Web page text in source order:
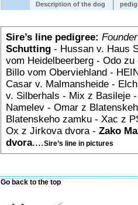
Description of the dog
Sire’s line pedigree: Founder
Schutting - Hussan v. Haus
vom Heidelbeerberg - Odo zu
Billo vom Oberviehland -
Casar v. Malmansheide -
v. Silberhals - Mix z Basileje
Namelev - Omar z
Blatenskeho zamku - Xac z
Ox z Jirkova dvora - Zako
dvora....Sire’s line in pictures
Go back to the top